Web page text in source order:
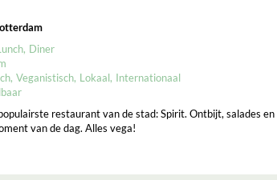
Diner
Veganistisch Lokaal Internationaal
restaurant van de stad: Spirit. Ontbijt, salades en
van de dag. Alles vega!